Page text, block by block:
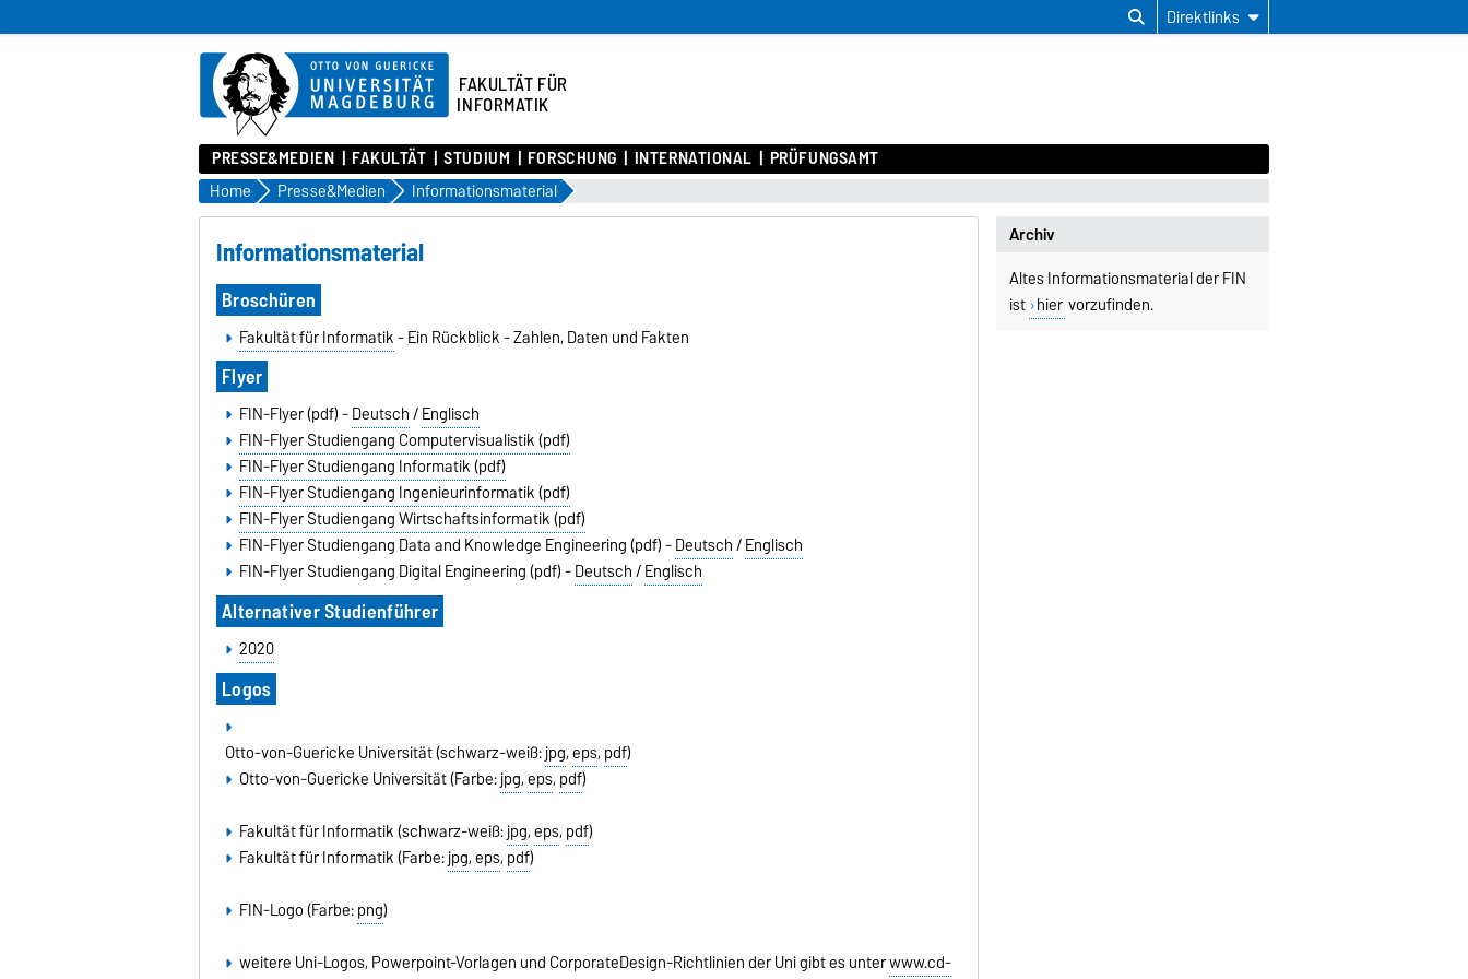
Direktlinks
FAKULTÄT FÜR
INFORMATIK
PRESSE&MEDIEN FAKULTÄT STUDIUM FORSCHUNG INTERNATIONAL PRÜFUNGSAMT
Home Presse&Medien Informationsmaterial
Informationsmaterial
Broschüren
Fakultät für Informatik- Ein Rückblick - Zahlen, Daten und Fakten
Flyer
FIN-Flyer (pdf) -Deutsch/Englisch
FIN-Flyer Studiengang Computervisualistik (pdf)
FIN-Flyer Studiengang Informatik (pdf)
FIN-Flyer Studiengang Ingenieurinformatik (pdf)
FIN-Flyer Studiengang Wirtschaftsinformatik (pdf)
FIN-Flyer Studiengang Data and Knowledge Engineering (pdf) -Deutsch/Englisch
FIN-Flyer Studiengang Digital Engineering (pdf) -Deutsch/Englisch
Alternativer Studienführer
2020
Logos
Otto-von-Guericke Universität (schwarz-weiß:jpg,eps, pdf)
Otto-von-Guericke Universität (Farbe:jpg,eps, pdf)
Fakultät für Informatik (schwarz-weiß:jpg,eps, pdf)
Fakultät für Informatik (Farbe:jpg,eps, pdf)
FIN-Logo (Farbe:png)
weitere Uni-Logos, Powerpoint-Vorlagen und CorporateDesign-Richtlinien der Uni gibt es unterwww.cd-
Archiv
Altes Informationsmaterial der FIN
ist hier vorzufinden.